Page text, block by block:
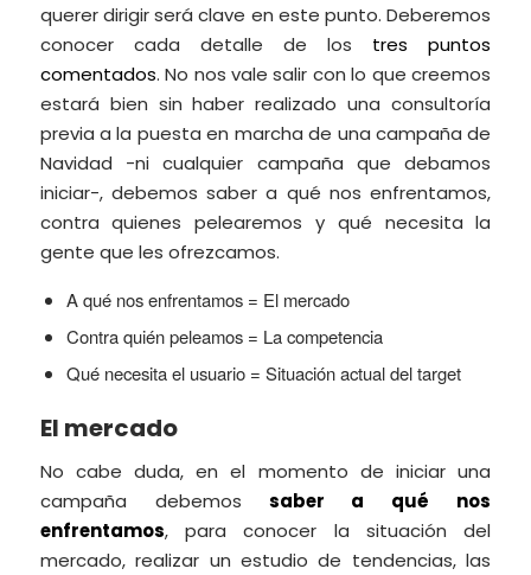
querer dirigir será clave en este punto. Deberemos
conocer cada detalle de los tres puntos
comentados. No nos vale salir con lo que creemos
estará bien sin haber realizado una consultoría
previa a la puesta en marcha de una campaña de
Navidad -ni cualquier campaña que debamos
iniciar-, debemos saber a qué nos enfrentamos,
contra quienes pelearemos y qué necesita la
gente que les ofrezcamos.
A qué nos enfrentamos = El mercado
Contra quién peleamos = La competencia
Qué necesita el usuario = Situación actual del target
El mercado
No cabe duda, en el momento de iniciar una
campaña debemos saber a qué nos
enfrentamos, para conocer la situación del
mercado, realizar un estudio de tendencias, las